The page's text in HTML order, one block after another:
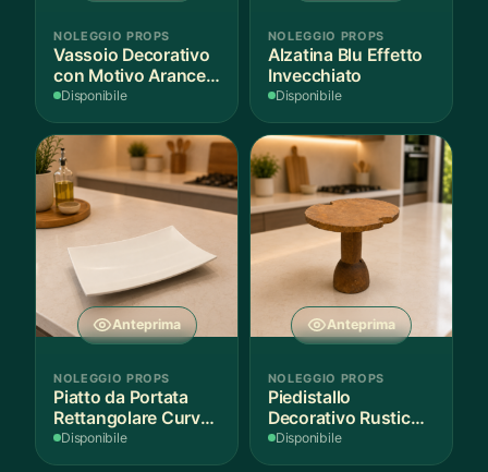
NOLEGGIO PROPS
Vassoio Decorativo
con Motivo Arance e
Foglie
Disponibile
NOLEGGIO PROPS
Alzatina Blu Effetto
Invecchiato
Disponibile
Anteprima
NOLEGGIO PROPS
Piatto da Portata
Rettangolare Curvo
Bianco
Disponibile
Anteprima
NOLEGGIO PROPS
Piedistallo
Decorativo Rustico
in Legno
Disponibile